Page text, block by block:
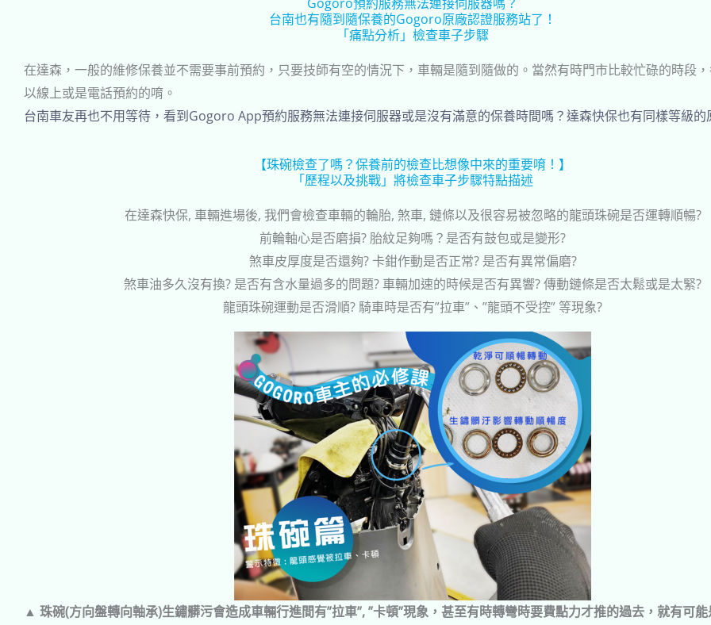
台南也有隨到隨保養的Gogoro原廠認證服務站了！
「痛點分析」檢查車子步驟
在達森，一般的維修保養並不需要事前預約，只要技師有空的情況下，車輛是隨到隨做的。當然有時門市比較忙碌的時段
以線上或是電話預約的唷。
台南車友再也不用等待，看到Gogoro App預約服務無法連接伺服器或是沒有滿意的保養時間嗎？達森快保也有同樣等級的
【珠碗檢查了嗎？保養前的檢查比想像中來的重要唷！】
「歷程以及挑戰」將檢查車子步驟特點描述
在達森快保, 車輛進場後, 我們會檢查車輛的輪胎, 煞車, 鏈條以及很容易被忽略的龍頭珠碗是否運轉順暢?
前輪軸心是否磨損? 胎紋足夠嗎？是否有鼓包或是變形?
煞車皮厚度是否還夠? 卡鉗作動是否正常? 是否有異常偏磨?
煞車油多久沒有換? 是否有含水量過多的問題? 車輛加速的時候是否有異響? 傳動鏈條是否太鬆或是太緊?
龍頭珠碗運動是否滑順? 騎車時是否有”拉車”、”龍頭不受控” 等現象?
▲ 珠碗(方向盤轉向軸承)生鏽髒污會造成車輛行進間有”拉車”, ”卡頓”現象，甚至有時轉彎時要費點力才推的過去，就有可